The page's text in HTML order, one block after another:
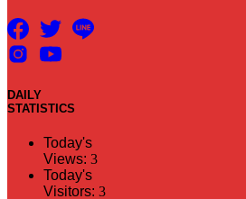
DAILY
STATISTICS
Today's
Views: 3
Today's
Visitors: 3